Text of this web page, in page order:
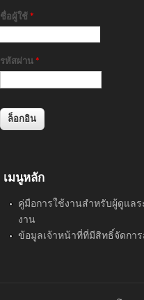
ชื่อผู้ใช้ *
รหัสผ่าน *
เมนูหลัก
คู่มือการใช้งานสำหรับผู้ดูแล
งาน
ข้อมูลเจ้าหน้าที่ที่มีสิทธิ์จัดกา